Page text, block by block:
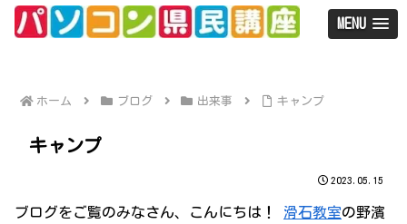
MENU
ホーム ブログ 出来事 キャンプ
キャンプ
2023.05.15
ブログをご覧のみなさん、こんにちは！ 滑石教室の野濱